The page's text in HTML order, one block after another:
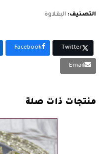
كاجو-
التصنيف: البقلاوة
Twitter
Facebook
Email
منتجات ذات صلة